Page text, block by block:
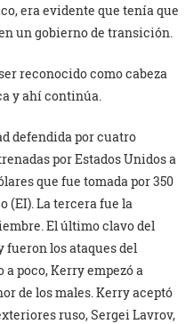
era evidente que tenía que
un gobierno de transición.
reconocido como cabeza
y ahí continúa.
defendida por cuatro
por Estados Unidos a
que fue tomada por 350
(EI). La tercera fue la
El último clavo del
los ataques del
poco, Kerry empezó a
de los males. Kerry aceptó
ruso, Sergei Lavrov,